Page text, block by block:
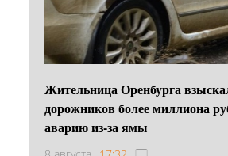
Жительница Оренбурга
дорожников более миллиона
аварию из-за ямы